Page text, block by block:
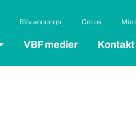
Bliv annoncør Om os Min
VBF medier Kontakt